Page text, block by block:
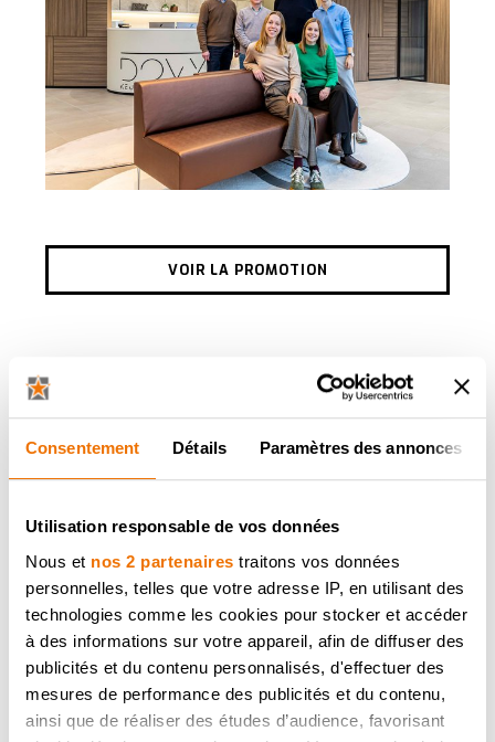
Consentement Détails Paramètres des annonces
Utilisation responsable de vos données
Nous et nos 2 partenaires traitons vos données
personnelles, telles que votre adresse IP, en utilisant des
technologies comme les cookies pour stocker et accéder
à des informations sur votre appareil, afin de diffuser des
publicités et du contenu personnalisés, d'effectuer des
mesures de performance des publicités et du contenu,
ainsi que de réaliser des études d’audience, favorisant
VOIR LA PROMOTION
Plan de travail en inox